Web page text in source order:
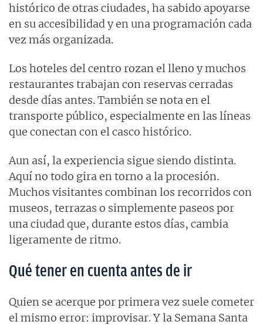
histórico de otras ciudades, ha sabido apoyarse
en su accesibilidad y en una programación cada
vez más organizada.
Los hoteles del centro rozan el lleno y muchos
restaurantes trabajan con reservas cerradas
desde días antes. También se nota en el
transporte público, especialmente en las líneas
que conectan con el casco histórico.
Aun así, la experiencia sigue siendo distinta.
Aquí no todo gira en torno a la procesión.
Muchos visitantes combinan los recorridos con
museos, terrazas o simplemente paseos por
una ciudad que, durante estos días, cambia
ligeramente de ritmo.
Qué tener en cuenta antes de ir
Quien se acerque por primera vez suele cometer
el mismo error: improvisar. Y la Semana Santa